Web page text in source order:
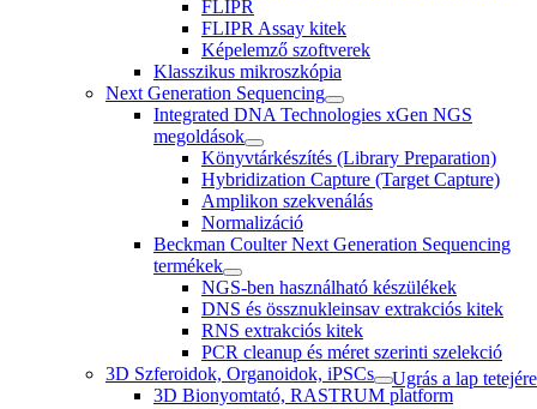
FLIPR
FLIPR Assay kitek
Képelemző szoftverek
Klasszikus mikroszkópia
Next Generation Sequencing
Integrated DNA Technologies xGen NGS
megoldások
Könyvtárkészítés (Library Preparation)
Hybridization Capture (Target Capture)
Amplikon szekvenálás
Normalizáció
Beckman Coulter Next Generation Sequencing
termékek
NGS-ben használható készülékek
DNS és össznukleinsav extrakciós kitek
RNS extrakciós kitek
PCR cleanup és méret szerinti szelekció
3D Szferoidok, Organoidok, iPSCs
3D Bionyomtató, RASTRUM platform
Ugrás a lap tetejére